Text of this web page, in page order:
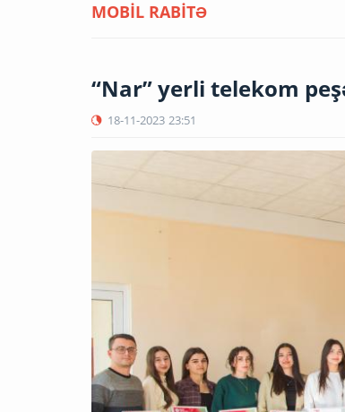
MOBİL RABİTƏ
“Nar” yerli telekom
18-11-2023 23:51